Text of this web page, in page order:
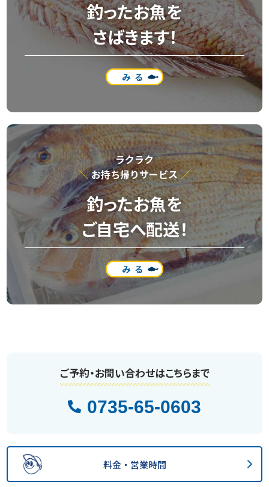
釣ったお魚を
さばきます！
みる
ラクラク
お持ち帰りサービス
釣ったお魚を
ご自宅へ配送！
みる
ご予約・お問い合わせはこちらまで
0735-65-0603
料金・営業時間